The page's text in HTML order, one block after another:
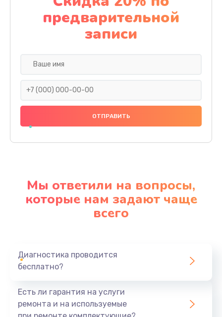
1100 руб.
Заказать
Замена праймера
1000 руб.
Заказать
Профилактическая чистка
Заказать
предварительной
записи
Мы ответили на вопросы,
которые нам задают чаще
всего
Диагностика проводится
бесплатно?
Есть ли гарантия на услуги
ремонта и на используемые